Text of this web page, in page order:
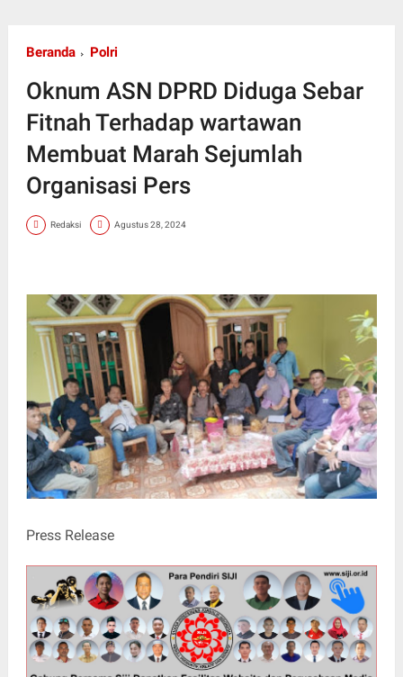
Beranda Polri
Oknum ASN DPRD Diduga Sebar
Fitnah Terhadap wartawan
Membuat Marah Sejumlah
Organisasi Pers
Redaksi Agustus 28, 2024
Press Release